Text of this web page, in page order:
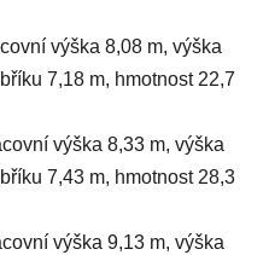
výška 8,08 m, výška
7,18 m, hmotnost 22,7
výška 8,33 m, výška
7,43 m, hmotnost 28,3
výška 9,13 m, výška